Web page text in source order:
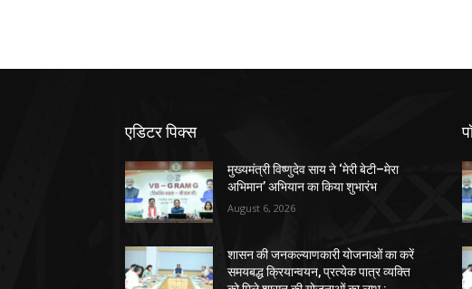
एडिटर पिक्स
मुख्यमंत्री विष्णुदेव साय ने ‘मेरी बेटी–मेरा
अभिमान’ अभियान का किया शुभारंभ
August 6, 2026
शासन की जनकल्याणकारी योजनाओं का करें
समयबद्ध क्रियान्वयन, प्रत्येक पात्र व्यक्ति